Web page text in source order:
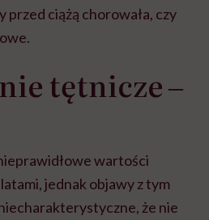
przed ciążą chorowała, czy
tętnicze ‒
wartości
jednak objawy z tym
że nie